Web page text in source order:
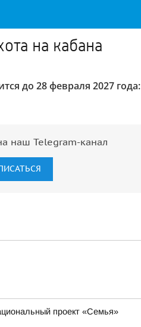
на кабана
до 28 февраля 2027 года:
наш Telegram-канал
проект «Семья»